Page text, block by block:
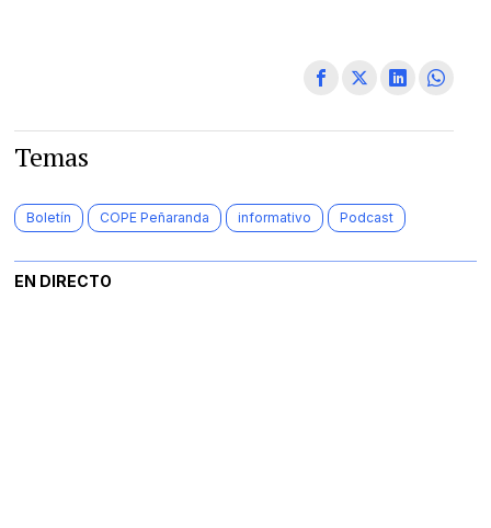
Temas
Boletín COPE Peñaranda informativo Podcast
EN DIRECTO